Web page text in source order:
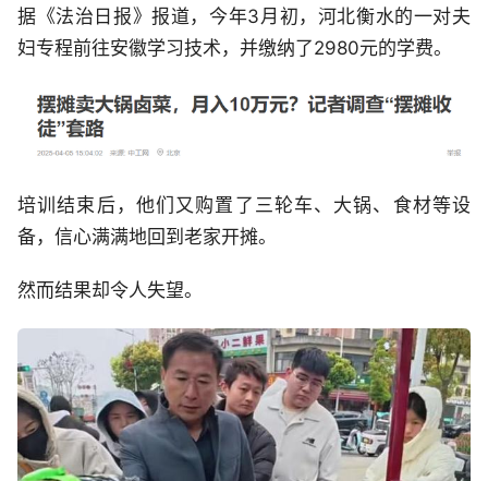
据《法治日报》报道，今年3月初，河北衡水的一对夫
妇专程前往安徽学习技术，并缴纳了2980元的学费。
培训结束后，他们又购置了三轮车、大锅、食材等设
备，信心满满地回到老家开摊。
然而结果却令人失望。